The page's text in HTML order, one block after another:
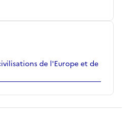
de l'Europe et de